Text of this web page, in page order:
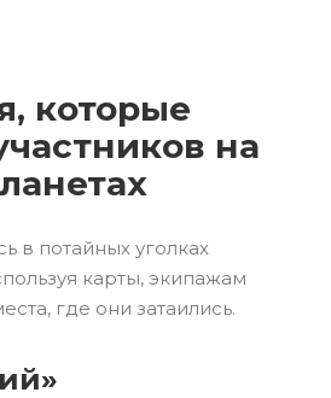
которые
на
в потайных уголках
карты, экипажам
где они затаились.